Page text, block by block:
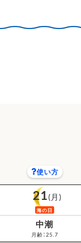
使い方
21(月)
海の日
中潮
月齢：25.7